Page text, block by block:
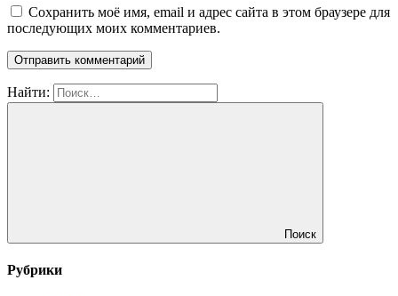
Сохранить моё имя, email и адрес сайта в этом браузере для
последующих моих комментариев.
Найти:
Поиск
Рубрики